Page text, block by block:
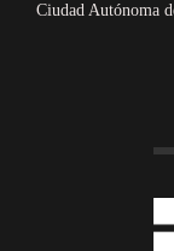
Ciudad Autónoma